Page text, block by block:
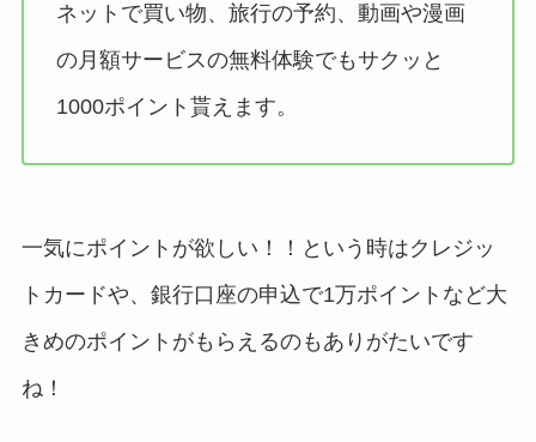
ネットで買い物、旅行の予約、動画や漫画
の月額サービスの無料体験でもサクッと
1000ポイント貰えます。
一気にポイントが欲しい！！という時はクレジッ
トカードや、銀行口座の申込で1万ポイントなど大
きめのポイントがもらえるのもありがたいです
ね！